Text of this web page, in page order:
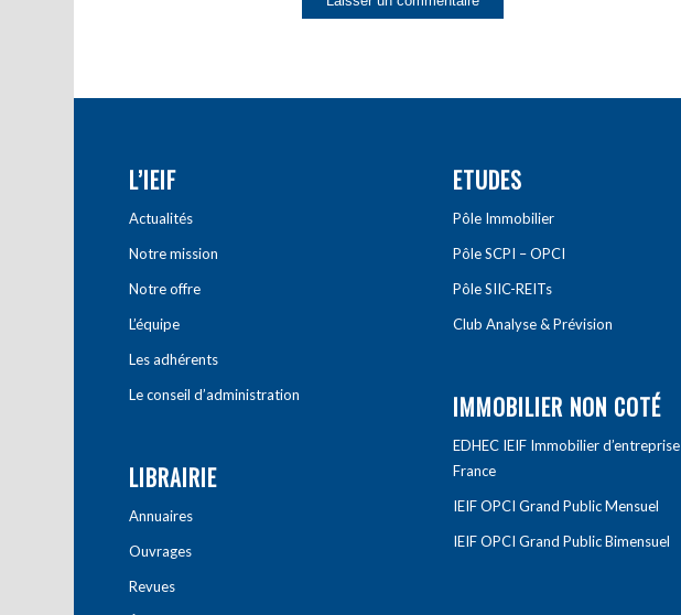
L’IEIF
Actualités
Notre mission
Notre offre
L’équipe
Les adhérents
Le conseil d’administration
LIBRAIRIE
Annuaires
Ouvrages
Revues
ETUDES
Pôle Immobilier
Pôle SCPI – OPCI
Pôle SIIC-REITs
Club Analyse & Prévision
IMMOBILIER NON COTÉ
EDHEC IEIF Immobilier d’entreprise
France
IEIF OPCI Grand Public Mensuel
IEIF OPCI Grand Public Bimensuel